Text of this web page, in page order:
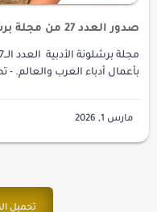
صدور العدد 27 من مجلة برشلونة الأدبية